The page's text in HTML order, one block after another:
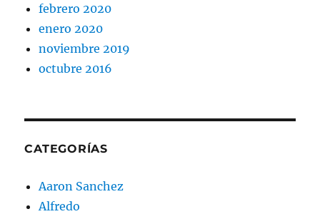
febrero 2020
enero 2020
noviembre 2019
octubre 2016
CATEGORÍAS
Aaron Sanchez
Alfredo